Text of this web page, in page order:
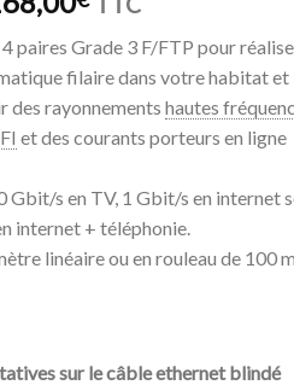
prix :
1,80€
à
168,00€
paires Grade 3 F/FTP pour
filaire dans votre habitat et
des rayonnements hautes
et des courants porteurs en ligne
Gbit/s en TV, 1 Gbit/s en internet
internet + téléphonie.
linéaire ou en rouleau de 100 m.
sur le câble ethernet blindé